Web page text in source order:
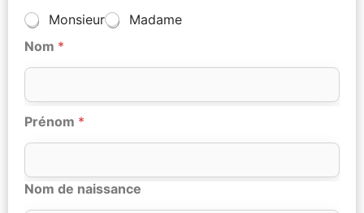
Monsieur
Madame
Nom *
Prénom *
Nom de naissance